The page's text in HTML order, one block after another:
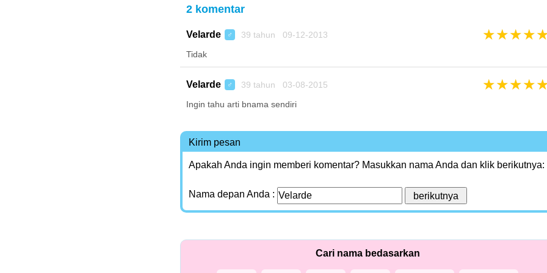
2 komentar
Velarde ♂ 39 tahun 09-12-2013 ★★★★
Tidak
Velarde ♂ 39 tahun 03-08-2015 ★★★★
Ingin tahu arti bnama sendiri
Kirim pesan
Apakah Anda ingin memberi komentar? Masukkan nama Anda dan klik berikutnya:
Nama depan Anda :
Cari nama bedasarkan